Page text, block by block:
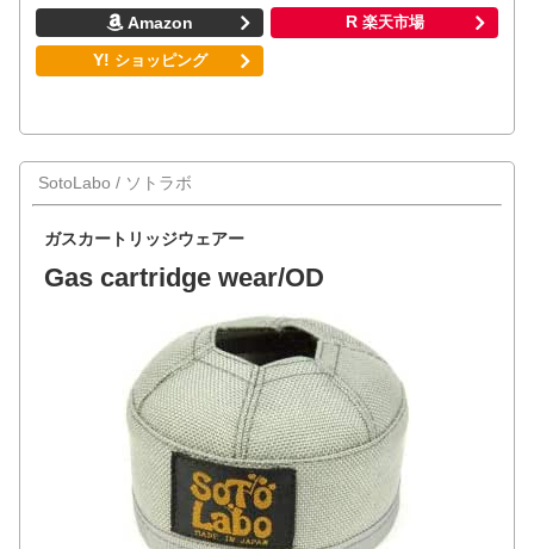
SotoLabo / ソトラボ
ガスカートリッジウェアー
Gas cartridge wear/OD